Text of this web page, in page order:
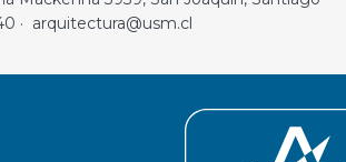
· arquitectura@usm.cl